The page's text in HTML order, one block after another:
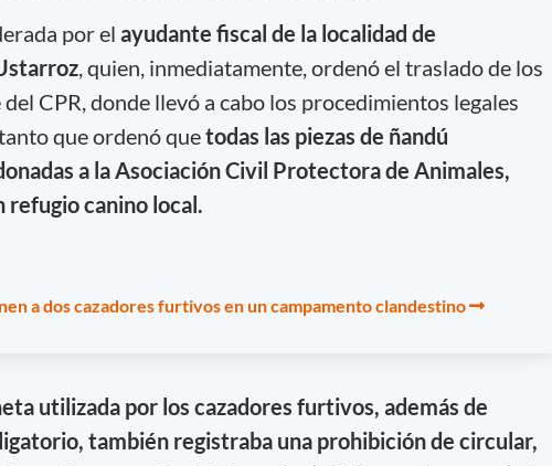
por el ayudante fiscal de la localidad de
, quien, inmediatamente, ordenó el traslado de los
CPR, donde llevó a cabo los procedimientos legales
que ordenó quetodas las piezas de ñandú
a la Asociación Civil Protectora de Animales,
refugio canino local.
a dos cazadores furtivos en un campamento clandestino
utilizada por los cazadores furtivos, además de
también registraba una prohibición de circular,